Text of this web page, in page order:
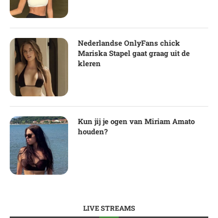
Nederlandse OnlyFans chick
Mariska Stapel gaat graag uit de
kleren
Kun jij je ogen van Miriam Amato
houden?
LIVE STREAMS